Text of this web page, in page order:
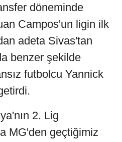
döneminde
Campos'un ligin ilk
adeta Sivas'tan
benzer şekilde
futbolcu Yannick
2. Lig
MG'den geçtiğimiz